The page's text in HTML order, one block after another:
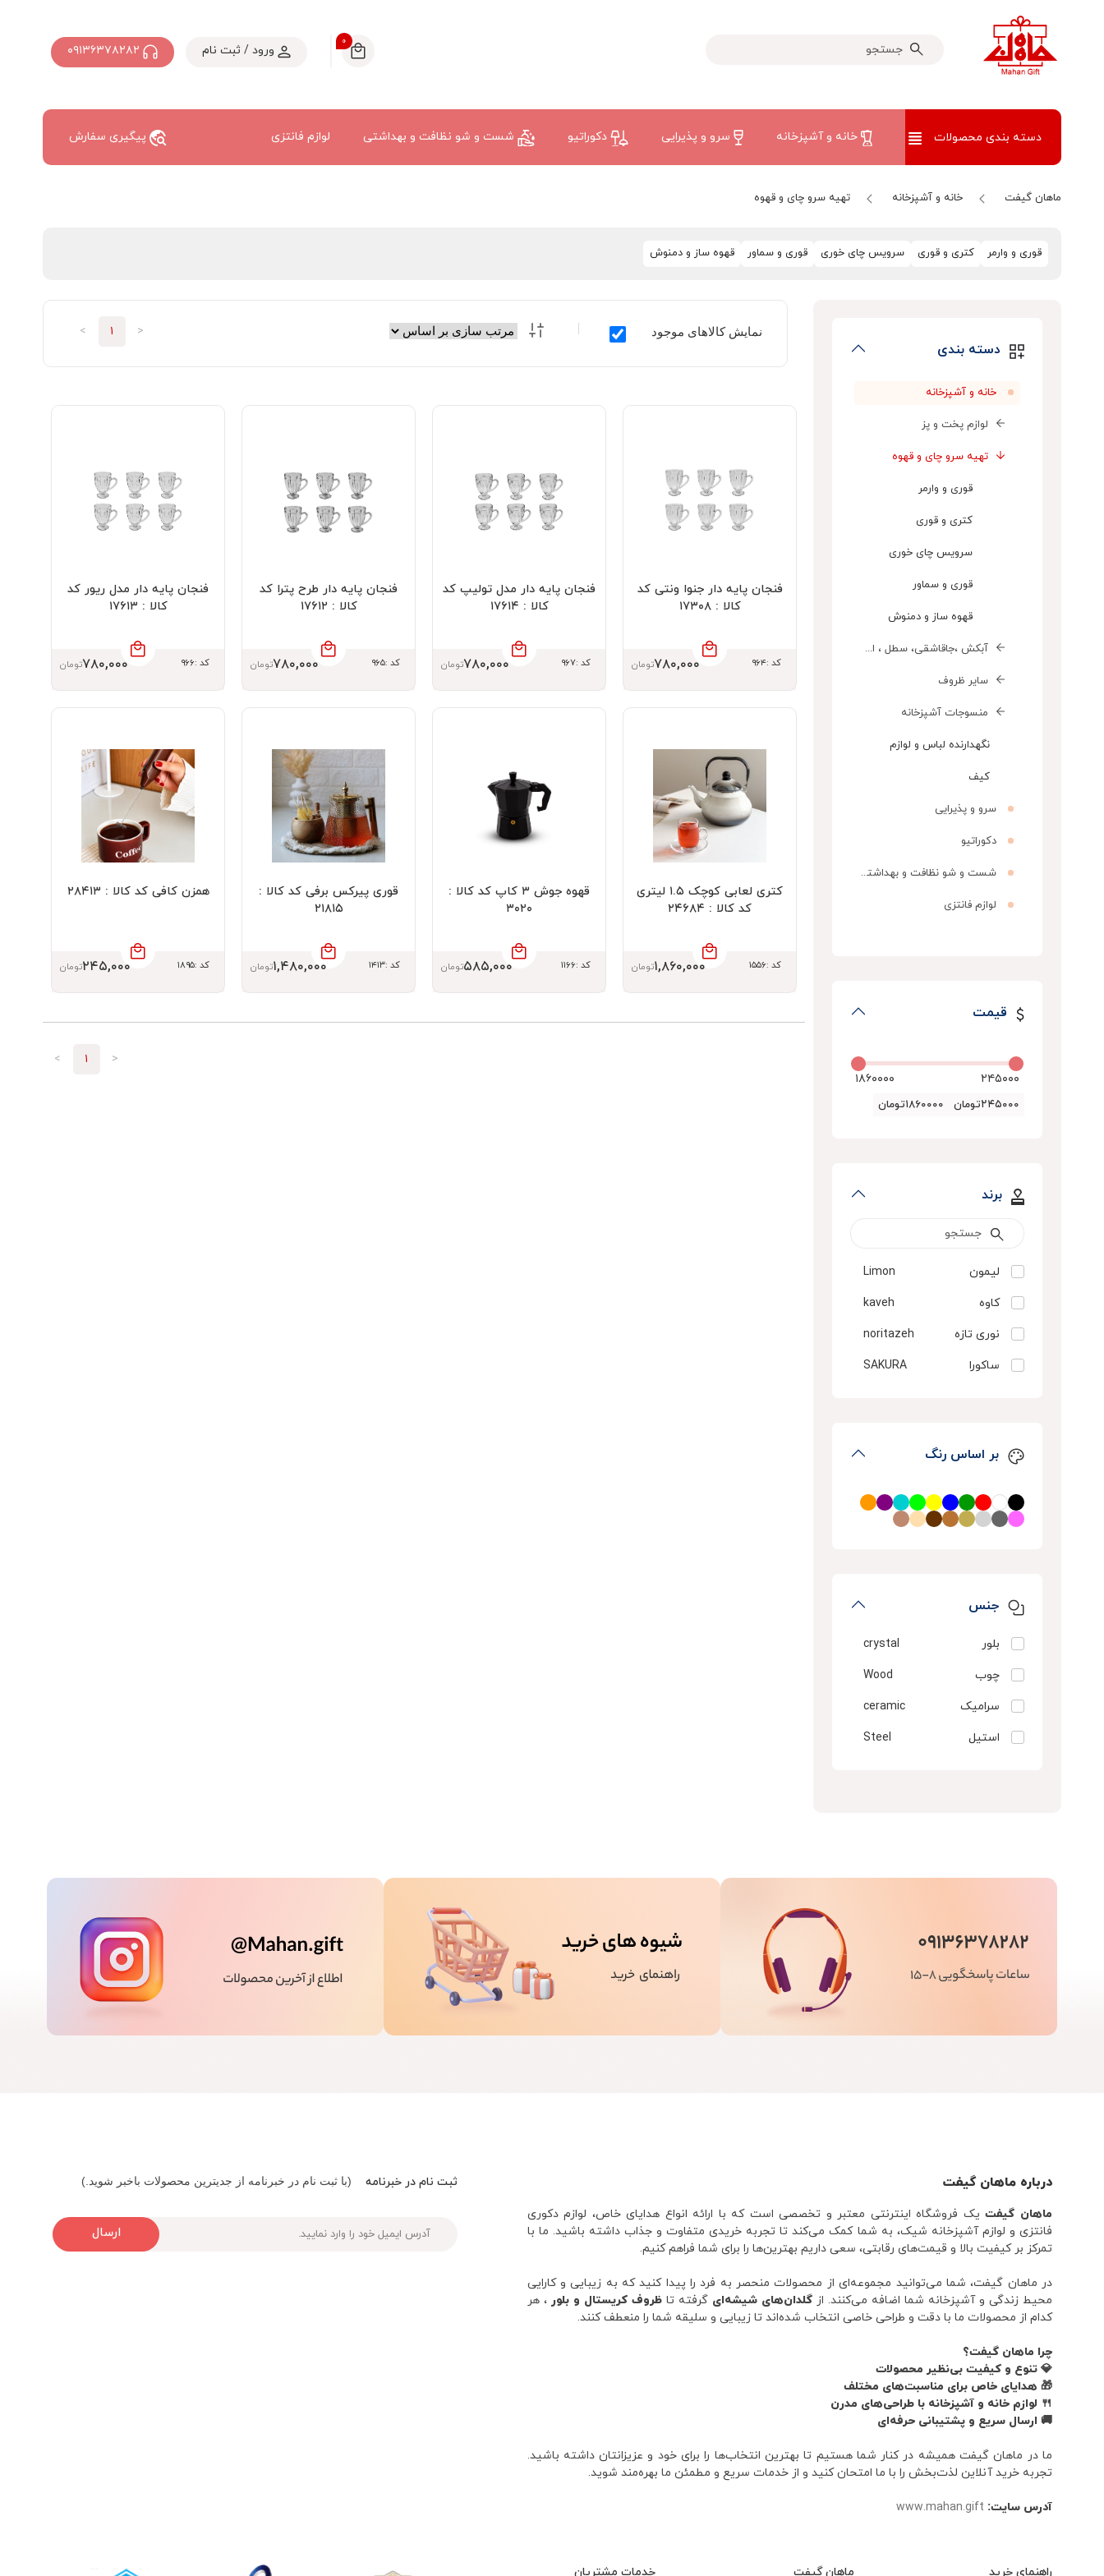
۰
ورود / ثبت نام ۰۹۱۳۶۳۷۸۲۸۲
دسته بندی محصولات خانه و آشپزخانه سرو و پذیرایی دکوراتیو شست و شو نظافت و بهداشتی لوازم فانتزی پیگیری سفارش
ماهان گیفت خانه و آشپزخانه تهیه سرو چای و قهوه
قوری و وارمر کتری و قوری سرویس چای خوری قوری و سماور قهوه ساز و دمنوش
دسته بندی
خانه و آشپزخانه
لوازم پخت و پز
تهیه سرو چای و قهوه
قوری و وارمر
کتری و قوری
سرویس چای خوری
قوری و سماور
قهوه ساز و دمنوش
آبکش ،جاقاشقی، سطل ، ارگنایزر، سبد
سایر ظروف
منسوجات آشپزخانه
نگهدارنده لباس و لوازم
کیف
سرو و پذیرایی
دکوراتیو
شست و شو نظافت و بهداشتی
لوازم فانتزی
قیمت
۲۴۵۰۰۰ ۱۸۶۰۰۰۰
۲۴۵۰۰۰تومان ۱۸۶۰۰۰۰تومان
برند
لیمون
Limon
کاوه
kaveh
نوری تازه
noritazeh
ساکورا
SAKURA
بلوط
baloot
جی مکث
jey max
آی ان ان
i n n
دالتون
یزد گل
ایمپریال
imperial
گل ساب
gol saab
بیتا
bita
نیلوفر
nilofar
کارن
k.a.r.e.n
هوم کت
ون پارس
van pars
یونیک
uniqe
مایا
maya
رایکا
رومنتیک
بر اساس رنگ
جنس
بلور
crystal
چوب
Wood
سرامیک
ceramic
استیل
Steel
نمایش کالاهای موجود > ۱ <
فنجان پایه دار جنوا ونتی کد
کالا : ۱۷۳۰۸
کد :۹۶۴ ۷۸۰,۰۰۰تومان
فنجان پایه دار مدل تولیپ کد
کالا : ۱۷۶۱۴
کد :۹۶۷ ۷۸۰,۰۰۰تومان
فنجان پایه دار طرح پترا کد
کالا : ۱۷۶۱۲
کد :۹۶۵ ۷۸۰,۰۰۰تومان
فنجان پایه دار مدل ریور کد
کالا : ۱۷۶۱۳
کد :۹۶۶ ۷۸۰,۰۰۰تومان
کتری لعابی کوچک ۱.۵ لیتری
کد کالا : ۲۴۶۸۴
کد :۱۵۵۶ ۱,۸۶۰,۰۰۰تومان
قهوه جوش ۳ کاپ کد کالا :
۳۰۲۰
کد :۱۱۶۶ ۵۸۵,۰۰۰تومان
قوری پیرکس برفی کد کالا :
۲۱۸۱۵
کد :۱۴۱۳ ۱,۴۸۰,۰۰۰تومان
همزن کافی کد کالا : ۲۸۴۱۳
کد :۱۸۹۵ ۲۴۵,۰۰۰تومان
> ۱ <
درباره ماهان گیفت
ماهان گیفت یک فروشگاه اینترنتی معتبر و تخصصی است که با ارائه انواع هدایای خاص، لوازم دکوری
فانتزی و لوازم آشپزخانه شیک، به شما کمک می‌کند تا تجربه خریدی متفاوت و جذاب داشته باشید. ما با
تمرکز بر کیفیت بالا و قیمت‌های رقابتی، سعی داریم بهترین‌ها را برای شما فراهم کنیم.
در ماهان گیفت، شما می‌توانید مجموعه‌ای از محصولات منحصر به فرد را پیدا کنید که به زیبایی و کارایی
محیط زندگی و آشپزخانه شما اضافه می‌کنند. ازگلدان‌های شیشه‌ایگرفته تاظروف کریستال و بلور، هر
کدام از محصولات ما با دقت و طراحی خاصی انتخاب شده‌اند تا زیبایی و سلیقه شما را منعطف کنند.
چرا ماهان گیفت؟
💎 تنوع و کیفیت بی‌نظیر محصولات
🎁 هدایای خاص برای مناسبت‌های مختلف
🍴 لوازم خانه و آشپزخانه با طراحی‌های مدرن
🚚 ارسال سریع و پشتیبانی حرفه‌ای
ما در ماهان گیفت همیشه در کنار شما هستیم تا بهترین انتخاب‌ها را برای خود و عزیزانتان داشته باشید.
تجربه خرید آنلاین لذت‌بخش را با ما امتحان کنید و از خدمات سریع و مطمئن ما بهره‌مند شوید.
آدرس سایت: www.mahan.gift
ثبت نام در خبرنامه (با ثبت نام در خبرنامه از جدیترین محصولات باخبر شوید.)
ارسال
راهنمای خرید ماهان گیفت خدمات مشتریان